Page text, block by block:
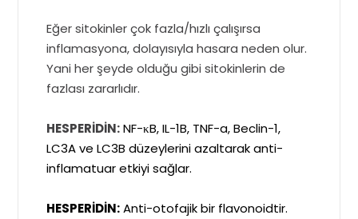
Eğer sitokinler çok fazla/hızlı çalışırsa
inflamasyona, dolayısıyla hasara neden olur.
Yani her şeyde olduğu gibi sitokinlerin de
fazlası zararlıdır.
HESPERİDİN: NF-κB, IL-1B, TNF-a, Beclin-1,
LC3A ve LC3B düzeylerini azaltarak anti-
inflamatuar etkiyi sağlar.
HESPERİDİN:Anti-otofajik bir flavonoidtir.